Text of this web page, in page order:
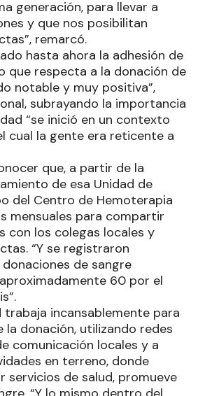
generación, para llevar a
y que nos posibilitan
remarcó.
hasta ahora la adhesión de
que respecta a la donación de
notable y muy positiva”,
subrayando la importancia
“se inició en un contexto
cual la gente era reticente a
que, a partir de la
de esa Unidad de
del Centro de Hemoterapia
mensuales para compartir
con los colegas locales y
“Y se registraron
de sangre
60 por el
trabaja incansablemente para
la donación, utilizando redes
comunicación locales y a
en terreno, donde
servicios de salud, promueve